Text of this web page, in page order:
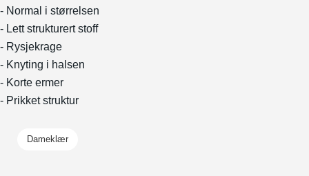
- Normal i størrelsen
- Lett strukturert stoff
- Rysjekrage
- Knyting i halsen
- Korte ermer
- Prikket struktur
Dameklær